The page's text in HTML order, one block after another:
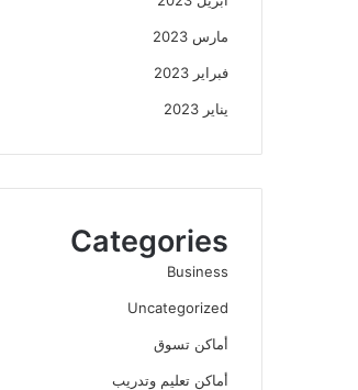
مارس 2023
فبراير 2023
يناير 2023
Categories
Business
Uncategorized
أماكن تسوق
أماكن تعليم وتدريب